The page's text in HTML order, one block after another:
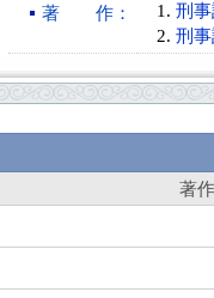
著 作：
刑
刑
著